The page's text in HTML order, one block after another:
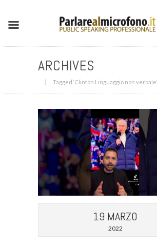
ARCHIVES
Tagged ‘Clinton Linguaggio non verbale‘
19 MARZO
2022